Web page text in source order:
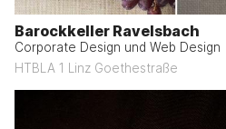
Barockkeller Ravelsbach
Corporate Design und Web Design
HTBLA 1 Linz Goethestraße